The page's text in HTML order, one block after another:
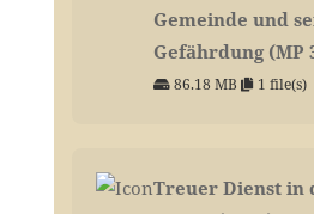
Gemeinde und
Gefährdung (MP
86.18 MB 1 file(s)
Treuer Dienst in